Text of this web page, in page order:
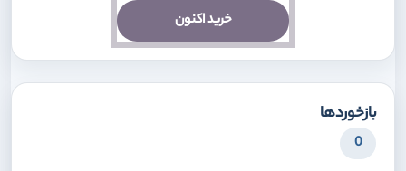
خرید اکنون
بازخوردها
0